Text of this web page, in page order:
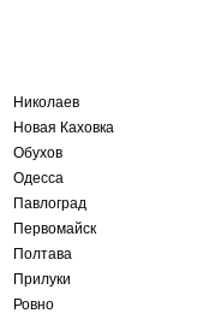
Николаев
Новая Каховка
Обухов
Одесса
Павлоград
Первомайск
Полтава
Прилуки
Ровно